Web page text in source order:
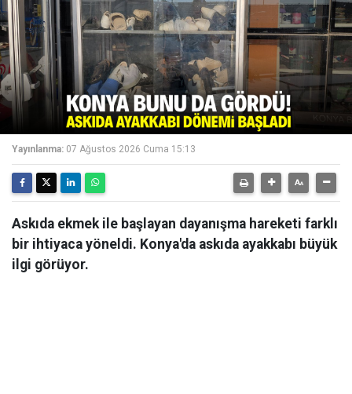
Yayınlanma: 07 Ağustos 2026 Cuma 15:13
Askıda ekmek ile başlayan dayanışma hareketi farklı
bir ihtiyaca yöneldi. Konya'da askıda ayakkabı büyük
ilgi görüyor.